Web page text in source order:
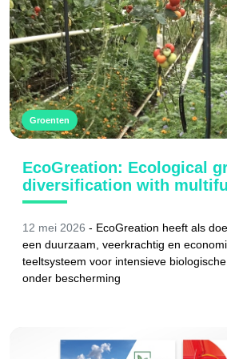
Groenten
EcoGreation: Ecological
diversification with
12 mei 2026 - EcoGreation heeft als
een duurzaam, veerkrachtig en
teeltsysteem voor intensieve
onder bescherming